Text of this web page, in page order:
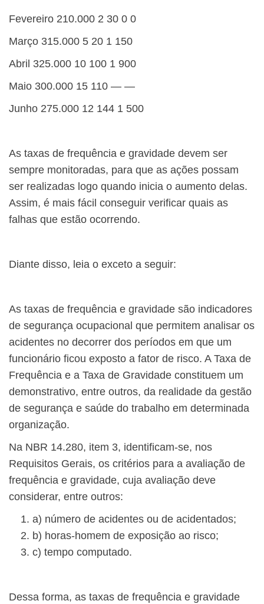
Fevereiro 210.000 2 30 0 0
Março 315.000 5 20 1 150
Abril 325.000 10 100 1 900
Maio 300.000 15 110 — —
Junho 275.000 12 144 1 500
​As taxas de frequência e gravidade devem ser
sempre monitoradas, para que as ações possam
ser realizadas logo quando inicia o aumento delas.
Assim, é mais fácil conseguir verificar quais as
falhas que estão ocorrendo.
Diante disso, leia o exceto a seguir:
As taxas de frequência e gravidade são indicadores
de segurança ocupacional que permitem analisar os
acidentes no decorrer dos períodos em que um
funcionário ficou exposto a fator de risco. A Taxa de
Frequência e a Taxa de Gravidade constituem um
demonstrativo, entre outros, da realidade da gestão
de segurança e saúde do trabalho em determinada
organização.
Na NBR 14.280, item 3, identificam-se, nos
Requisitos Gerais, os critérios para a avaliação de
frequência e gravidade, cuja avaliação deve
considerar, entre outros:
a) número de acidentes ou de acidentados;
b) horas-homem de exposição ao risco;
c) tempo computado.
Dessa forma, as taxas de frequência e gravidade